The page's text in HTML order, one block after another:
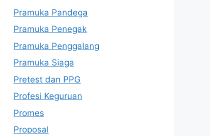
Pramuka Pandega
Pramuka Penegak
Pramuka Penggalang
Pramuka Siaga
Pretest dan PPG
Profesi Keguruan
Promes
Proposal